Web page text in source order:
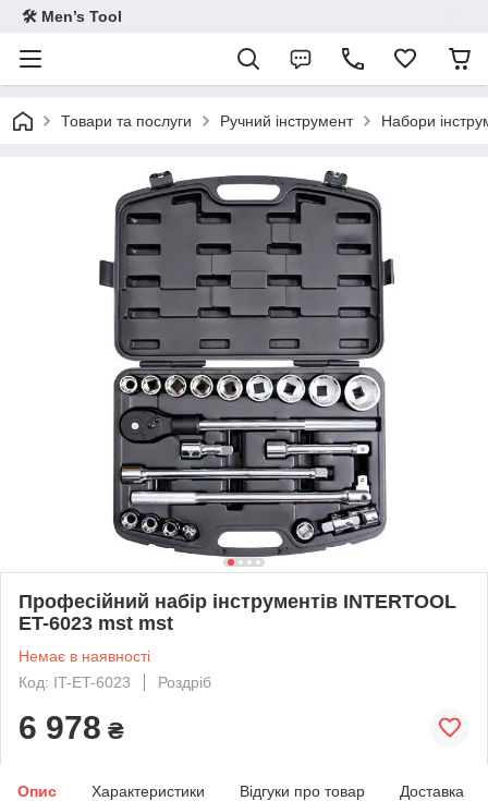
🛠 Men’s Tool
Товари та послуги Ручний інструмент Набори
Професійний набір інструментів INTERTOOL
ET-6023 mst mst
Немає в наявності
Код: IT-ET-6023
Роздріб
6 978 ₴
Опис Характеристики Відгуки про товар Доставка